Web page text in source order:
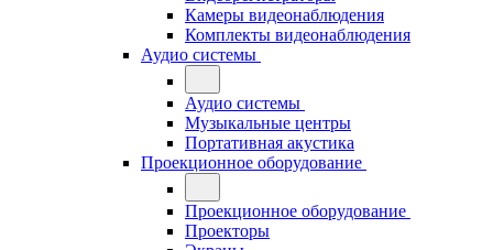
Камеры видеонаблюдения
Комплекты видеонаблюдения
Аудио системы
Аудио системы
Музыкальные центры
Портативная акустика
Проекционное оборудование
Проекционное оборудование
Проекторы